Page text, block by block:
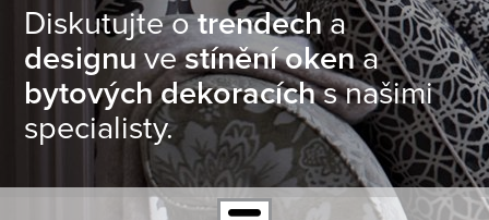
Diskutujte otrendecha
designuvestínění okena
bytových dekoracíchs našimi
specialisty.